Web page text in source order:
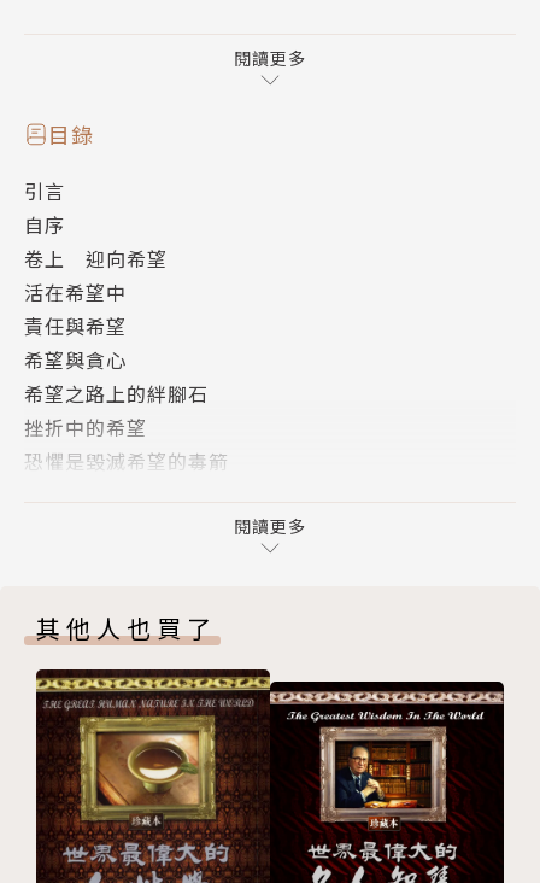
三十多則真人真事、歷史人物的故事，告訴你「堅定希
望，就能安定人生」的智慧，從此無論遇到多大困難，
都能靜心以對。
˙王雲五先生希望不斷求知，不斷工作，讓他不願遵照
父親的安排而困在小商店裡，他希望走進更廣闊的世
界，創造一個新的人生。
˙麥克阿瑟將軍說：「有希望就年輕，絕望就年老。」
˙經營餐廳的哈藍德．桑德斯在六十五歲那年窮途潦
倒，但他想盡辦法東山再起，創造肯德雞炸雞的生意版
圖。
作者簡介
王壽南（1935～ ）
知名歷史學者，專攻隋唐史、中國政治史、中國近現代
史等研究領域。
閱讀更多
目錄
引言
自序
卷上 迎向希望
活在希望中
責任與希望
希望與貪心
希望之路上的絆腳石
挫折中的希望
恐懼是毀滅希望的毒箭
希望小學
永遠的希望
望子成龍
想家的孩子
改變人生的火種
從一百分到零分
尼特族的徬徨
偏離目標
閱讀更多
其他人也買了